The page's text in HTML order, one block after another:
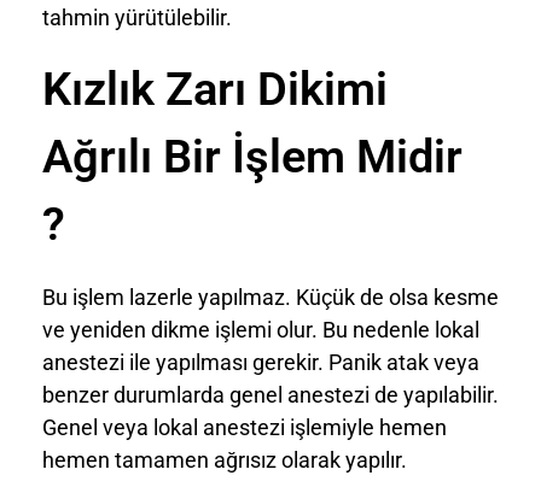
tahmin yürütülebilir.
Kızlık Zarı Dikimi
Ağrılı Bir İşlem Midir
?
Bu işlem lazerle yapılmaz. Küçük de olsa kesme
ve yeniden dikme işlemi olur. Bu nedenle lokal
anestezi ile yapılması gerekir. Panik atak veya
benzer durumlarda genel anestezi de yapılabilir.
Genel veya lokal anestezi işlemiyle hemen
hemen tamamen ağrısız olarak yapılır.